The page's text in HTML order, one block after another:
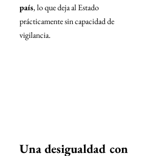
país, lo que deja al Estado
prácticamente sin capacidad de
vigilancia.
Una desigualdad con